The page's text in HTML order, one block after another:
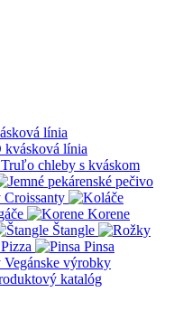
línia
línia
chleby s kváskom
Croissanty
Korene
Štangle
Pizza
Pinsa
Vegánske výrobky